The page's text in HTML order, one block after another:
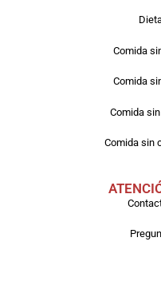
Comida
Comida
Comida
Comida sin